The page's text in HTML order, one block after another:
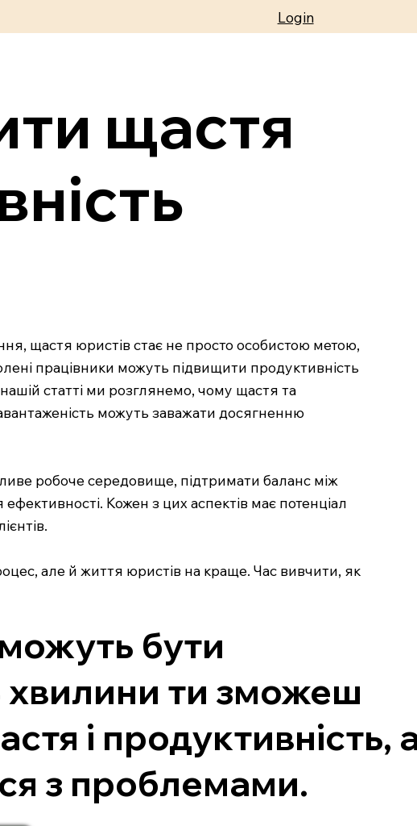
Login
щастя
щастя юристів стає не просто особистою метою,
працівники можуть підвищити продуктивність
статті ми розглянемо, чому щастя та
можуть заважати досягненню
робоче середовище, підтримати баланс між
Кожен з цих аспектів має потенціал
але й життя юристів на краще. Час вивчити, як
бути
хвилини ти зможеш
і продуктивність,
з проблемами.